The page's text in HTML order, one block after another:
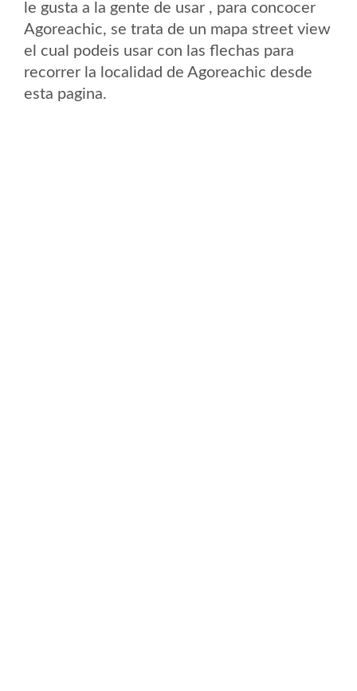
le gusta a la gente de usar , para concocer
Agoreachic, se trata de un mapa street view
el cual podeis usar con las flechas para
recorrer la localidad de Agoreachic desde
esta pagina.